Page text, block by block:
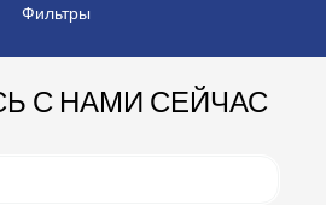
Фильтры
С НАМИ СЕЙЧАС